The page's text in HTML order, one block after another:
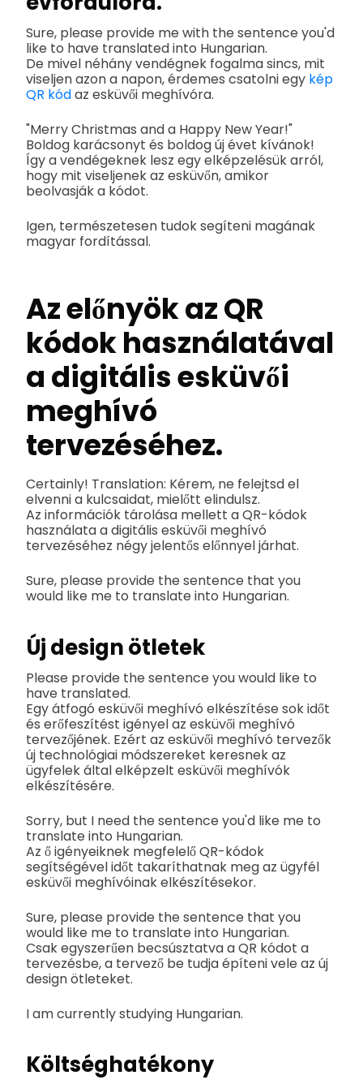
Sure, please provide me with the sentence you'd
like to have translated into Hungarian.
De mivel néhány vendégnek fogalma sincs, mit
viseljen azon a napon, érdemes csatolni egy kép
QR kódaz esküvői meghívóra.
"Merry Christmas and a Happy New Year!"
Boldog karácsonyt és boldog új évet kívánok!
Így a vendégeknek lesz egy elképzelésük arról,
hogy mit viseljenek az esküvőn, amikor
beolvasják a kódot.
Igen, természetesen tudok segíteni magának
magyar fordítással.
Az előnyök az QR
kódok használatával
a digitális esküvői
meghívó
tervezéséhez.
Certainly! Translation: Kérem, ne felejtsd el
elvenni a kulcsaidat, mielőtt elindulsz.
Az információk tárolása mellett a QR-kódok
használata a digitális esküvői meghívó
tervezéséhez négy jelentős előnnyel járhat.
Sure, please provide the sentence that you
would like me to translate into Hungarian.
Új design ötletek
Please provide the sentence you would like to
have translated.
Egy átfogó esküvői meghívó elkészítése sok időt
és erőfeszítést igényel az esküvői meghívó
tervezőjének. Ezért az esküvői meghívó tervezők
új technológiai módszereket keresnek az
ügyfelek által elképzelt esküvői meghívók
elkészítésére.
Sorry, but I need the sentence you'd like me to
translate into Hungarian.
Az ő igényeiknek megfelelő QR-kódok
segítségével időt takaríthatnak meg az ügyfél
esküvői meghívóinak elkészítésekor.
Sure, please provide the sentence that you
would like me to translate into Hungarian.
Csak egyszerűen becsúsztatva a QR kódot a
tervezésbe, a tervező be tudja építeni vele az új
design ötleteket.
I am currently studying Hungarian.
Költséghatékony